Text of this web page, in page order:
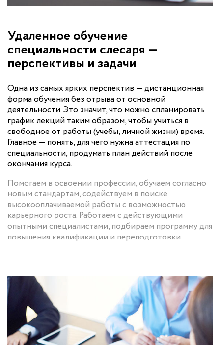
Удаленное обучение
специальности слесаря —
перспективы и задачи
Одна из самых ярких перспектив — дистанционная
форма обучения без отрыва от основной
деятельности. Это значит, что можно спланировать
график лекций таким образом, чтобы учиться в
свободное от работы (учебы, личной жизни) время.
Главное — понять, для чего нужна аттестация по
специальности, продумать план действий после
окончания курса.
Помогаем в освоении профессии, обучаем согласно
новым стандартам, содействуем в поиске
высокооплачиваемой работы с возможностью
карьерного роста. Работаем с действующими
опытными специалистами, подбираем программу для
повышения квалификации и переподготовки.